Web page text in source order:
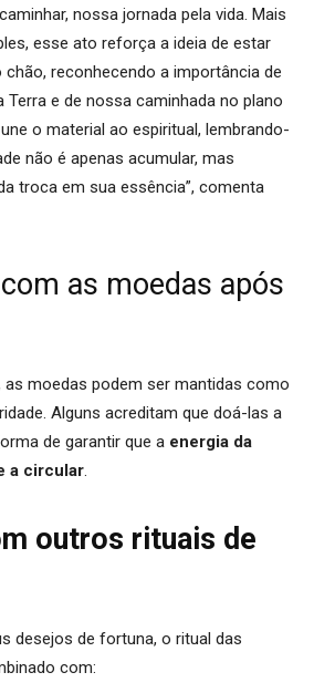
nossa jornada pela vida. Mais
esse ato reforça a ideia de estar
reconhecendo a importância de
e de nossa caminhada no plano
o material ao espiritual, lembrando-
não é apenas acumular, mas
troca em sua essência”, comenta
as moedas após
as moedas podem ser mantidas como
Alguns acreditam que doá-las a
de garantir que a energia da
a circular.
outros rituais de
desejos de fortuna, o ritual das
com: